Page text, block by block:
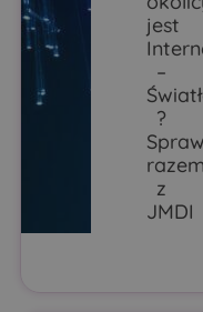
jest
–
?
razem
z
JMDI